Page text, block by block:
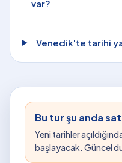
var?
Venedik'te tarihi
Bu tur şu anda
Yeni tarihler
başlayacak. Güncel